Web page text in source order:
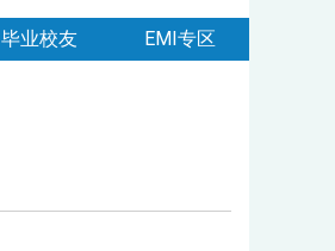
毕业校友 EMI专区